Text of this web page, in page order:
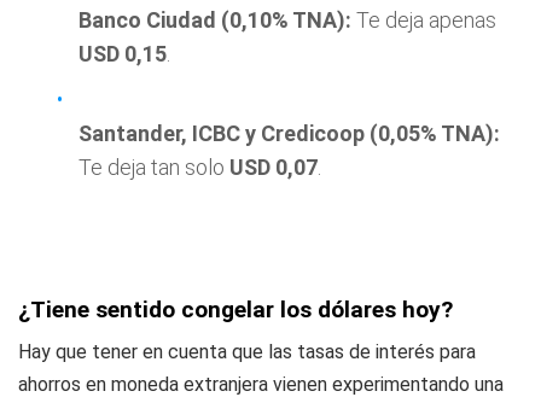
Banco Ciudad (0,10% TNA): Te deja apenas
USD 0,15
Santander, ICBC y Credicoop (0,05% TNA):
Te deja tan solo USD 0,07
¿Tiene sentido congelar los dólares hoy?
Hay que tener en cuenta que las tasas de interés para
ahorros en moneda extranjera vienen experimentando una